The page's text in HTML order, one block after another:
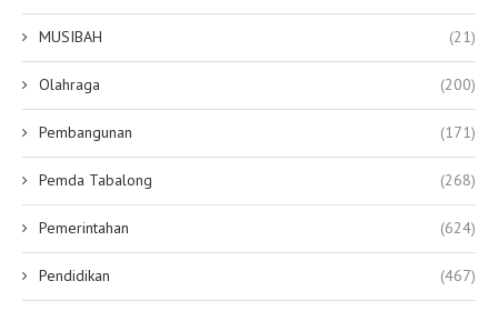
MUSIBAH (21)
Olahraga (200)
Pembangunan (171)
Pemda Tabalong (268)
Pemerintahan (624)
Pendidikan (467)